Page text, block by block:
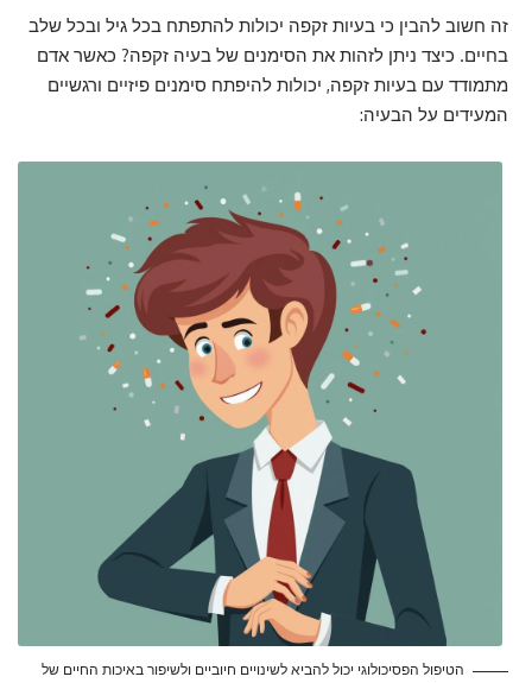
זה חשוב להבין כי בעיות זקפה יכולות להתפתח בכל גיל ובכל שלב
בחיים. כיצד ניתן לזהות את הסימנים של בעיה זקפה? כאשר אדם
מתמודד עם בעיות זקפה, יכולות להיפתח סימנים פיזיים ורגשיים
המעידים על הבעיה:
הטיפול הפסיכולוגי יכול להביא לשינויים חיוביים ולשיפור באיכות החיים של